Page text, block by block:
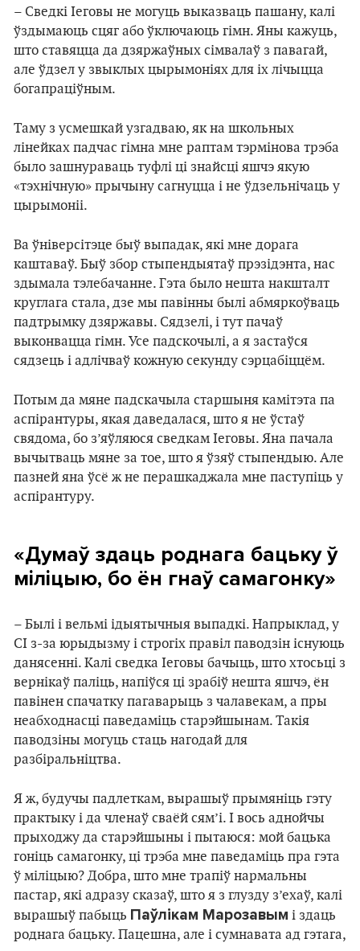
– Сведкі Іеговы не могуць выказваць пашану, калі
ўздымаюць сцяг або ўключаюць гімн. Яны кажуць,
што ставяцца да дзяржаўных сімвалаў з павагай,
але ўдзел у звыклых цырымоніях для іх лічыцца
богапраціўным.
Таму з усмешкай узгадваю, як на школьных
лінейках падчас гімна мне раптам тэрмінова трэба
было зашнураваць туфлі ці знайсці яшчэ якую
«тэхнічную» прычыну сагнуцца і не ўдзельнічаць у
цырымоніі.
Ва ўніверсітэце быў выпадак, які мне дорага
каштаваў. Быў збор стыпендыятаў прэзідэнта, нас
здымала тэлебачанне. Гэта было нешта накшталт
круглага стала, дзе мы павінны былі абмяркоўваць
падтрымку дзяржавы. Сядзелі, і тут пачаў
выконвацца гімн. Усе падскочылі, а я застаўся
сядзець і адлічваў кожную секунду сэрцабіццём.
Потым да мяне падскачыла старшыня камітэта па
аспірантуры, якая даведалася, што я не ўстаў
свядома, бо з’яўляюся сведкам Іеговы. Яна пачала
вычытваць мяне за тое, што я ўзяў стыпендыю. Але
пазней яна ўсё ж не перашкаджала мне паступіць у
аспірантуру.
«Думаў здаць роднага бацьку ў
міліцыю, бо ён гнаў самагонку»
– Былі і вельмі ідыятычныя выпадкі. Напрыклад, у
СІ з-за юрыдызму і строгіх правіл паводзін існуюць
данясенні. Калі сведка Іеговы бачыць, што хтосьці з
вернікаў паліць, напіўся ці зрабіў нешта яшчэ, ён
павінен спачатку пагаварыць з чалавекам, а пры
неабходнасці паведаміць старэйшынам. Такія
паводзіны могуць стаць нагодай для
разбіральніцтва.
Я ж, будучы падлеткам, вырашыў прымяніць гэту
практыку і да членаў сваёй сям’і. І вось аднойчы
прыходжу да старэйшыны і пытаюся: мой бацька
гоніць самагонку, ці трэба мне паведаміць пра гэта
ў міліцыю? Добра, што мне трапіў нармальны
пастар, які адразу сказаў, што я з глузду з’ехаў, калі
вырашыў пабыць Паўлікам Марозавым і здаць
роднага бацьку. Пацешна, але і сумнавата ад гэтага,